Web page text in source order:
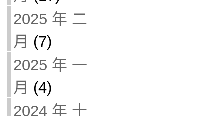
2025 年 二
月 (7)
2025 年 一
月 (4)
2024 年 十